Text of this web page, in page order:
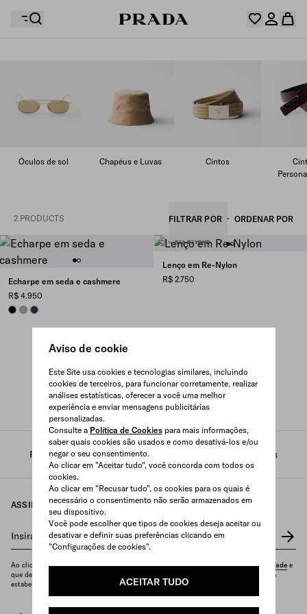
Aviso de cookie
Este Site usa cookies e tecnologias similares, incluindo
cookies de terceiros, para funcionar corretamente, realizar
análises estatísticas, oferecer a você uma melhor
experiência e enviar mensagens publicitárias
personalizadas.
Consulte a Política de Cookiespara mais informações,
saber quais cookies são usados e como desativá-los e/ou
negar o seu consentimento.
Ao clicar em "Aceitar tudo", você concorda com todos os
cookies.
Ao clicar em "Recusar tudo", os cookies para os quais é
necessário o consentimento não serão armazenados em
seu dispositivo.
Você pode escolher que tipos de cookies deseja aceitar ou
desativar e definir suas preferências clicando em
"Configurações de cookies".
ACEITAR TUDO
Seu carrinho está vazio
Seu carrinho está vazio
Entre ou crie sua conta pessoal
salve seus itens favoritos e junte-os aqui.
Entre ou crie sua conta pessoal
Óculos de sol Chapéus e Luvas Cintos
2 PRODUCTS FILTRAR POR ORDENAR POR
Echarpe em seda e cashmere
R$ 4.950
BLACKMARBLE GRAY
NAVY
Lenço em Re-Nylon
R$ 2.750
Prada / Masculino / Acessórios Lenços e cachecóis
ASSINE NOSSA NEWSLETTER
Insira seu e-mail*
Ao clicar em "Assinar", você confirma que leu e entendeu nossaPolítica de Privacidade e
que deseja receber a newsletter e outras comunicações de marketing, conforme nela
estabelecido.